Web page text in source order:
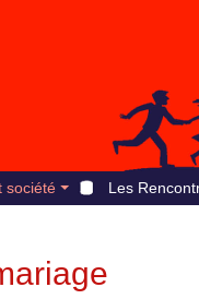
société Les